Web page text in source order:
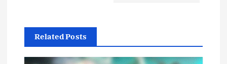
a
v
Related Posts